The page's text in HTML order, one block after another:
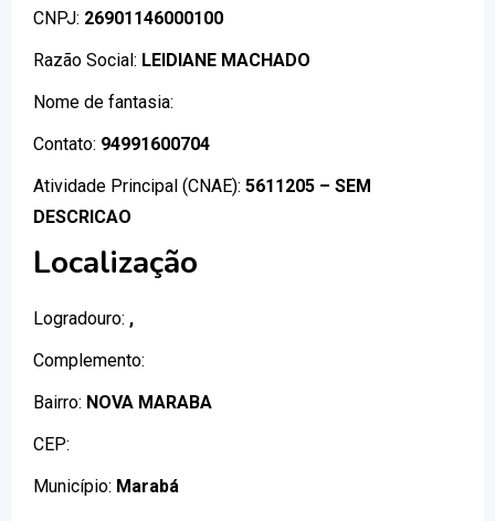
CNPJ: 26901146000100
Razão Social: LEIDIANE MACHADO
Nome de fantasia:
Contato: 94991600704
Atividade Principal (CNAE): 5611205 – SEM
DESCRICAO
Localização
Logradouro: ,
Complemento:
Bairro: NOVA MARABA
CEP:
Município: Marabá